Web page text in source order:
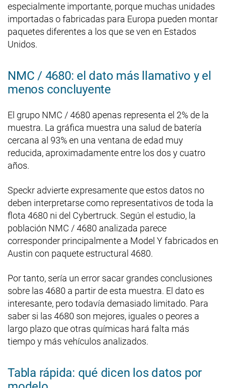
especialmente importante, porque muchas unidades
importadas o fabricadas para Europa pueden montar
paquetes diferentes a los que se ven en Estados
Unidos.
NMC / 4680: el dato más llamativo y el
menos concluyente
El grupo NMC / 4680 apenas representa el 2% de la
muestra. La gráfica muestra una salud de batería
cercana al 93% en una ventana de edad muy
reducida, aproximadamente entre los dos y cuatro
años.
Speckr advierte expresamente que estos datos no
deben interpretarse como representativos de toda la
flota 4680 ni del Cybertruck. Según el estudio, la
población NMC / 4680 analizada parece
corresponder principalmente a Model Y fabricados en
Austin con paquete estructural 4680.
Por tanto, sería un error sacar grandes conclusiones
sobre las 4680 a partir de esta muestra. El dato es
interesante, pero todavía demasiado limitado. Para
saber si las 4680 son mejores, iguales o peores a
largo plazo que otras químicas hará falta más
tiempo y más vehículos analizados.
Tabla rápida: qué dicen los datos por